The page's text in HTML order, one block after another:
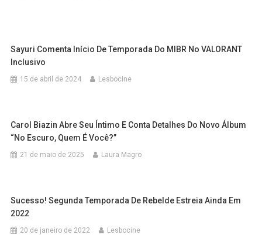
Sayuri Comenta Início De Temporada Do MIBR No VALORANT
Inclusivo
15 de abril de 2024 Lesbocine
Carol Biazin Abre Seu Íntimo E Conta Detalhes Do Novo Álbum
“No Escuro, Quem É Você?”
21 de maio de 2025 Laura Magro
Sucesso! Segunda Temporada De Rebelde Estreia Ainda Em
2022
20 de janeiro de 2022 Lesbocine